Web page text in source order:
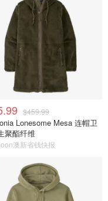
$459.99
Lonesome Mesa 连帽卫
聚酯纤维
澳新省钱快报